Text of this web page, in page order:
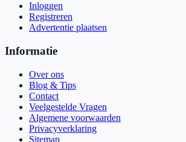
Inloggen
Registreren
Advertentie plaatsen
Informatie
Over ons
Blog & Tips
Contact
Veelgestelde Vragen
Algemene voorwaarden
Privacyverklaring
Sitemap